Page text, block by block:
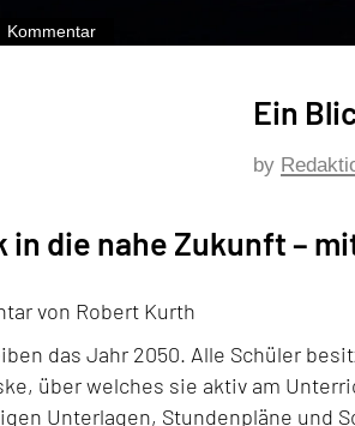
Kommentar
Ein
by
in die nahe Zukunft –
von Robert Kurth
das Jahr 2050. Alle Schüler
über welches sie aktiv am
Unterlagen, Stundenpläne und